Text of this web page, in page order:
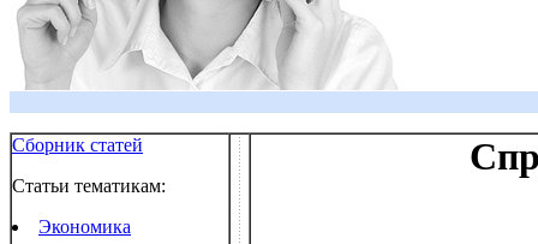
Сборник статей
Статьи тематикам:
Экономика